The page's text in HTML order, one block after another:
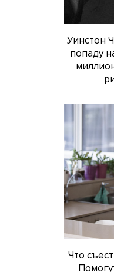
Уинстон
попаду
Что